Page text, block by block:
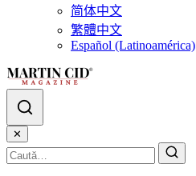
简体中文
繁體中文
Español (Latinoamérica)
✕